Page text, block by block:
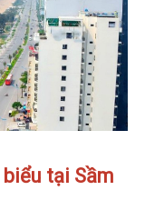
tại Sầm